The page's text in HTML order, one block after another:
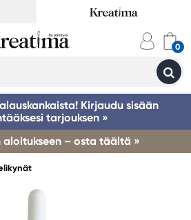
Kirjaudu sisään
tarjouksen »
aloitukseen – osta täältä »